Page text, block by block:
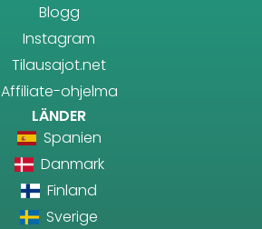
Blogg
Instagram
Tilausajot.net
Affiliate-ohjelma
LÄNDER
Spanien
Danmark
Finland
Sverige